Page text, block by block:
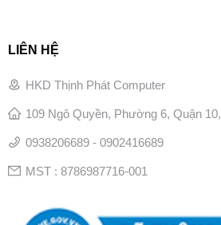
LIÊN HỆ
HKD Thịnh Phát Computer
109 Ngô Quyền, Phường 6, Quận
0938206689 - 0902416689
MST : 8786987716-001